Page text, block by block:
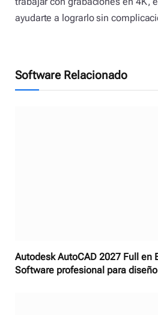
ayudarte a lograrlo sin
Software Relacionado
Autodesk AutoCAD 2027 Full en
Software profesional para